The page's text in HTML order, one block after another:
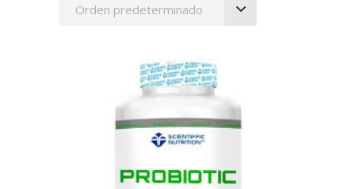
Orden predeterminado
AÑADIR AL CARRITO